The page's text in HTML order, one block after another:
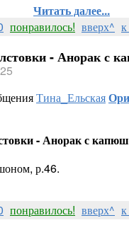
Читать далее...
понравилось! вверх^
- Анорак с
Тина_Ельская
- Анорак с
р.46.
понравилось! вверх^